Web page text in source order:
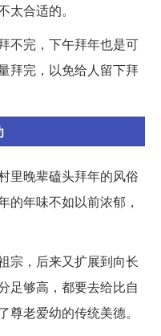
合适的。
不完，下午拜年也是可
拜完，以免给人留下拜
里晚辈磕头拜年的风俗
的年味不如以前浓郁，
宗，后来又扩展到向长
足够高，都要去给比自
老爱幼的传统美德。